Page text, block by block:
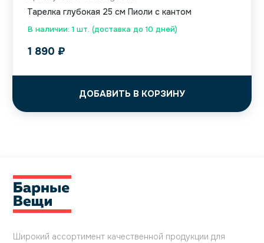
В наличии: 1 шт. (доставка до 10 дней)
Тарелка глубокая 25 см Пиоли с кантом
1 890 ₽
ДОБАВИТЬ В КОРЗИНУ
Широкий ассортимент качественной продукции для